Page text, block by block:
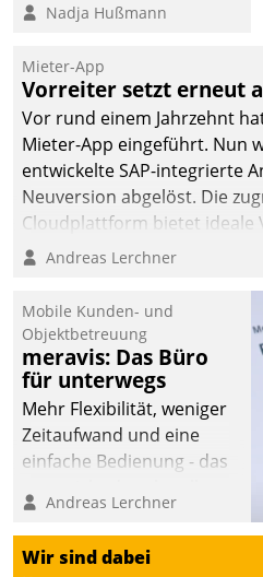
methodisch
Quartier. Dazwischen
zeigte Datatrain, was es
Neues zu bieten hat.
Nadja Hußmann
Mieter-App
Vorreiter setzt erneut
Vor rund einem Jahrzehnt
Mieter-App eingeführt. Nun
entwickelte SAP-integrierte
Neuversion abgelöst. Die
Cloudplattform bietet ideale
die Funktionalität der App zu
integrieren.
Andreas Lerchner
Mobile Kunden- und
Objektbetreuung
meravis: Das Büro
für unterwegs
Mehr Flexibilität, weniger
Zeitaufwand und eine
einfache Bedienung - das
Cockpit für mobile
Mitarbeiter von
Datatrain. Die meravis
Andreas Lerchner
Wir sind dabei